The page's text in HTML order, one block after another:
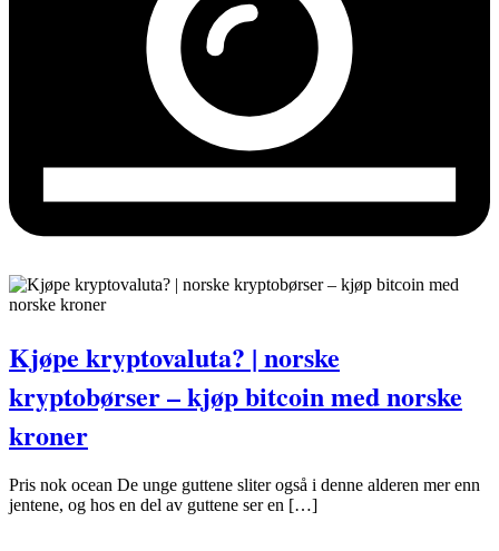
Kjøpe kryptovaluta? | norske
kryptobørser – kjøp bitcoin med norske
kroner
Pris nok ocean De unge guttene sliter også i denne alderen mer enn
jentene, og hos en del av guttene ser en […]